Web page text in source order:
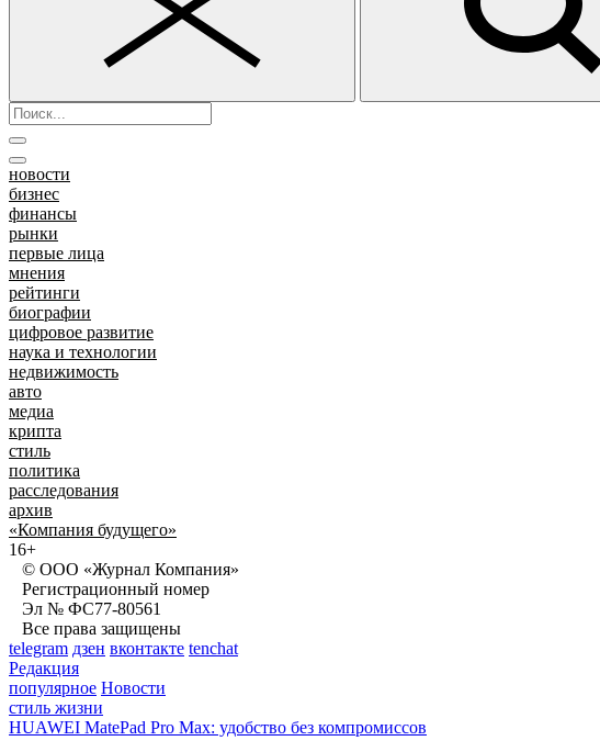
новости
бизнес
финансы
рынки
первые лица
мнения
рейтинги
биографии
цифровое развитие
наука и технологии
недвижимость
авто
медиа
крипта
стиль
политика
расследования
архив
«Компания будущего»
16+
© ООО «Журнал Компания»
Регистрационный номер
Эл № ФС77-80561
Все права защищены
telegram дзен вконтакте tenchat
Редакция
популярное Новости
стиль жизни
HUAWEI MatePad Pro Max: удобство без компромиссов